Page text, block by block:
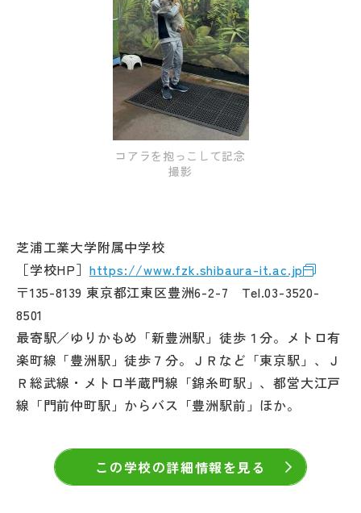
NettyLandかわら版
運営会社
コアラを抱っこして記念
撮影
芝浦工業大学附属中学校
［学校HP］ https://www.fzk.shibaura-it.ac.jp
〒135-8139 東京都江東区豊洲6-2-7 Tel.03-3520-
8501
最寄駅／ゆりかもめ「新豊洲駅」徒歩１分。メトロ有
楽町線「豊洲駅」徒歩７分。ＪＲなど「東京駅」、Ｊ
Ｒ総武線・メトロ半蔵門線「錦糸町駅」、都営大江戸
線「門前仲町駅」からバス「豊洲駅前」ほか。
この学校の詳細情報を見る